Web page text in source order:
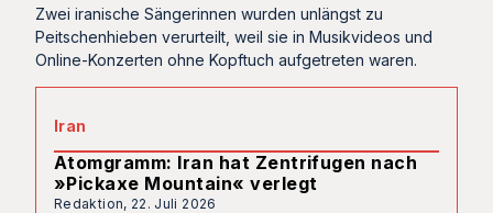
Zwei iranische Sängerinnen wurden unlängst zu
Peitschenhieben verurteilt, weil sie in Musikvideos und
Online-Konzerten ohne Kopftuch aufgetreten waren.
Iran
Atomgramm: Iran hat Zentrifugen nach
»Pickaxe Mountain« verlegt
Redaktion, 22. Juli 2026